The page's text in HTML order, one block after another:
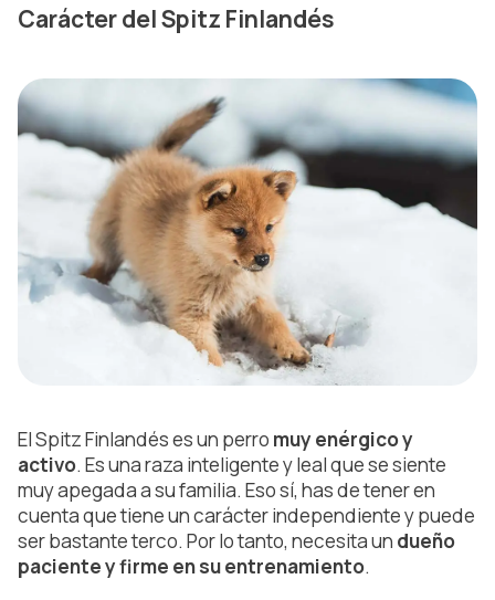
Carácter del Spitz Finlandés
El Spitz Finlandés es un perro muy enérgico y
activo. Es una raza inteligente y leal que se siente
muy apegada a su familia. Eso sí, has de tener en
cuenta que tiene un carácter independiente y puede
ser bastante terco. Por lo tanto, necesita un dueño
paciente y firme en su entrenamiento.